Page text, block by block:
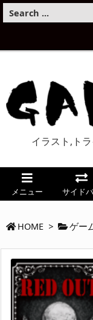
イラスト,ト
メニュー サイド
HOME > ゲー